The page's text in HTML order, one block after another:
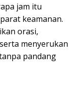
jam itu
keamanan.
orasi,
menyerukan
pandang